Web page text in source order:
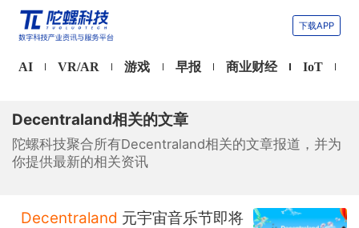
下载APP
AI VR/AR 游戏 早报 商业财经 IoT
Decentraland相关的文章
陀螺科技聚合所有Decentraland相关的文章报道，并为
你提供最新的相关资讯
Decentraland 元宇宙音乐节即将